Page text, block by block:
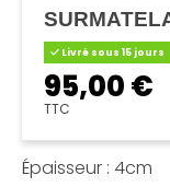
Livré sous 15 jours
95,00 €
TTC
Épaisseur : 4cm